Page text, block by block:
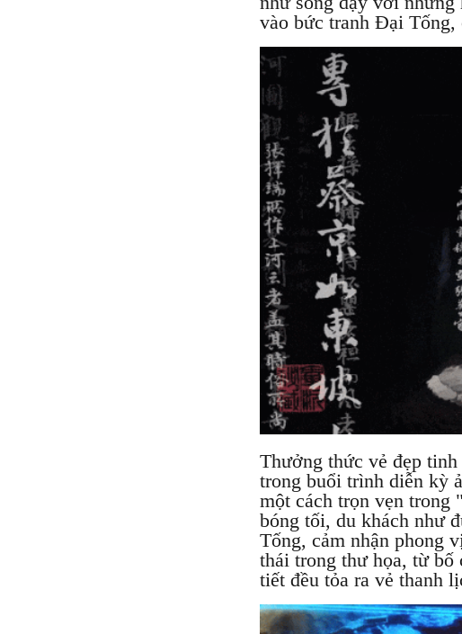
vào bức tranh Đại Tống,
Thưởng thức vẻ đẹp
trong buổi trình diễn kỳ
một cách trọn vẹn trong
bóng tối, du khách như
Tống, cảm nhận phong
thái trong thư họa, từ bố
tiết đều tỏa ra vẻ thanh